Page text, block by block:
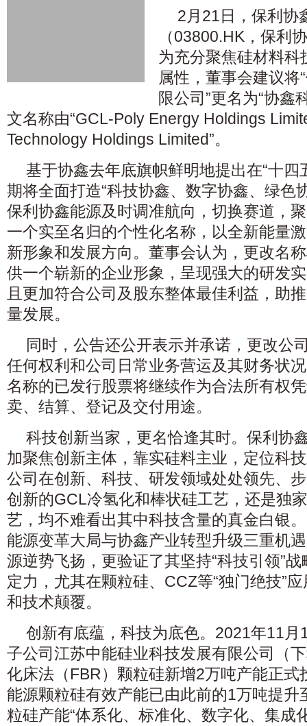
2月21日，保利协
（03800.HK，保利
为充分聚焦硅材料
属性，董事会建议将
限公司”更名为“协鑫
文名称由“GCL-Poly Energy Holdings
Technology Holdings Limited”。
基于协鑫去年底旗帜鲜明地提出在“十四
期将全面打造“科技协鑫、数字协鑫、绿色
保利协鑫能源及时调准航向，切换赛道，
一个实至名归的个性化名称，以全新能量
新形象和发展方向。董事会认为，更改名
供一个崭新的企业形象，呈现强大的研发
且更加符合公司及股东整体最佳利益，助
量发展。
同时，公告还公开表示并承诺，更改公
任何权利和公司日常业务营运及其财务状
名称的已发行股票将继续作为合法所有权
卖、结算、登记及交付用途。
科技创新当家，更名恰逢其时。保利协
加聚焦创新主体，靠实硅料主业，定位科
公司在创新、科技、研发领域处处领先、
创新的GCL冷氢化和棒状硅工艺，还是独
艺，均不难看出其中科技含量的真金白银
能源变革大局与协鑫产业转型升级三重机
源逆势飞扬，更验证了其坚持“科技引领”
定力，尤其在颗粒硅、CCZ等“独门绝技”
和技术颠覆。
创新有底蕴，科技为底色。2021年11月
子公司江苏中能硅业科技发展有限公司（
化床法（FBR）颗粒硅新增2万吨产能正式
能源颗粒硅有效产能已由此前的1万吨提升
粒硅产能“体系化、标准化、数字化、集成